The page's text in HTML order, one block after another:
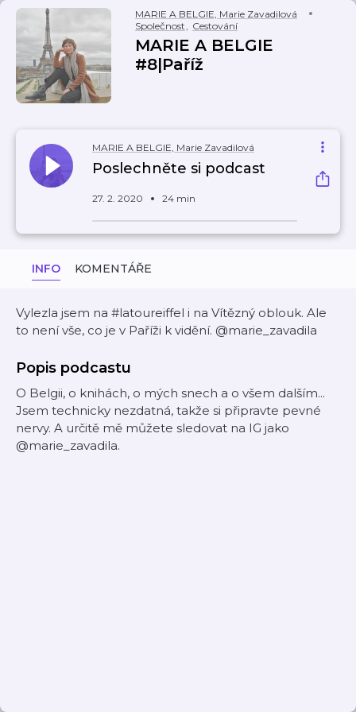
MARIE A BELGIE, Marie Zavadilová
Společnost, Cestování
MARIE A BELGIE
#8|Paříž
MARIE A BELGIE, Marie Zavadilová
Poslechněte si podcast
27. 2. 2020 24 min
INFO KOMENTÁŘE
Vylezla jsem na #latoureiffel i na Vítězný oblouk. Ale
to není vše, co je v Paříži k vidění. @marie_zavadila
Popis podcastu
O Belgii, o knihách, o mých snech a o všem dalším...
Jsem technicky nezdatná, takže si připravte pevné
nervy. A určitě mě můžete sledovat na IG jako
@marie_zavadila.